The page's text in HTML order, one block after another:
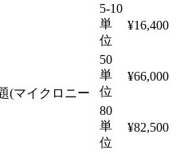
5-10
単
位
¥16,400
(マイクロニー
50
単
位
¥66,000
80
単
位
¥82,500